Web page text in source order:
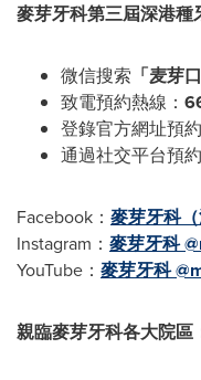
麥芽牙科第三屆深港種
微信搜索 「麦芽
致電預約熱線：
登錄官方網址預約
通過社交平台預約
Facebook： 麥芽牙科（
Instagram： 麥芽牙科
YouTube： 麥芽牙科
親臨麥芽牙科各大院區